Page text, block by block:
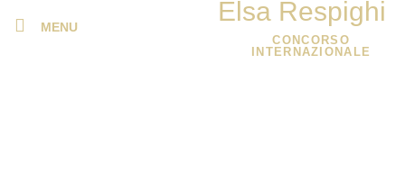
Elsa Respighi
CONCORSO
INTERNAZIONALE
MENU